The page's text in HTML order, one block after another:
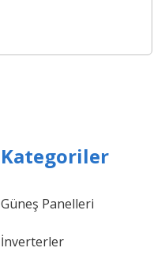
Kategoriler
Güneş Panelleri
İnverterler